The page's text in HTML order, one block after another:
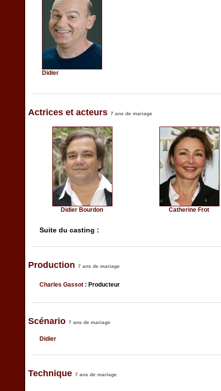
Didier
Actrices et acteurs 7 ans de mariage
Didier Bourdon Catherine Frot
Suite du casting :
Production 7 ans de mariage
Charles Gassot : Producteur
Scénario 7 ans de mariage
Didier
Technique 7 ans de mariage